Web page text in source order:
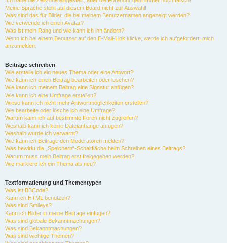
Meine Sprache steht auf diesem Board nicht zur Auswahl!
Was sind das für Bilder, die bei meinem Benutzernamen angezeigt werden?
Wie verwende ich einen Avatar?
Was ist mein Rang und wie kann ich ihn ändern?
Wenn ich bei einem Benutzer auf den E-Mail-Link klicke, werde ich aufgefordert, mich
anzumelden.
Beiträge schreiben
Wie erstelle ich ein neues Thema oder eine Antwort?
Wie kann ich einen Beitrag bearbeiten oder löschen?
Wie kann ich meinem Beitrag eine Signatur anfügen?
Wie kann ich eine Umfrage erstellen?
Wieso kann ich nicht mehr Antwortmöglichkeiten erstellen?
Wie bearbeite oder lösche ich eine Umfrage?
Warum kann ich auf bestimmte Foren nicht zugreifen?
Weshalb kann ich keine Dateianhänge anfügen?
Weshalb wurde ich verwarnt?
Wie kann ich Beiträge den Moderatoren melden?
Was bewirkt die „Speichern“-Schaltfläche beim Schreiben eines Beitrags?
Warum muss mein Beitrag erst freigegeben werden?
Wie markiere ich ein Thema als neu?
Textformatierung und Thementypen
Was ist BBCode?
Kann ich HTML benutzen?
Was sind Smileys?
Kann ich Bilder in meine Beiträge einfügen?
Was sind globale Bekanntmachungen?
Was sind Bekanntmachungen?
Was sind wichtige Themen?